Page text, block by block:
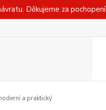
Děkujeme za
a praktický